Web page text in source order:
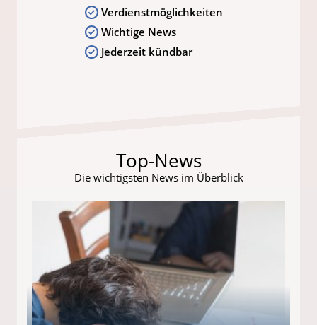
Verdienstmöglichkeiten
Wichtige News
Jederzeit kündbar
Top-News
Die wichtigsten News im Überblick